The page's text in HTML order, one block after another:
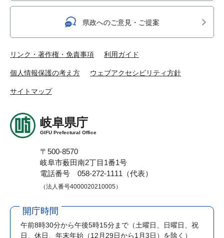
県政へのご意見・ご提案
リンク・著作権・免責事項 利用ガイド
個人情報保護の考え方 ウェブアクセシビリティ方針
サイトマップ
岐阜県庁
GIFU Prefectural Office
〒500-8570
岐阜市薮田南2丁目1番1号
電話番号 058-272-1111（代表）
（法人番号4000020210005）
開庁時間
午前8時30分から午後5時15分まで （土曜日、日曜日、祝
日、休日、年末年始（12月29日から1月3日）を除く）